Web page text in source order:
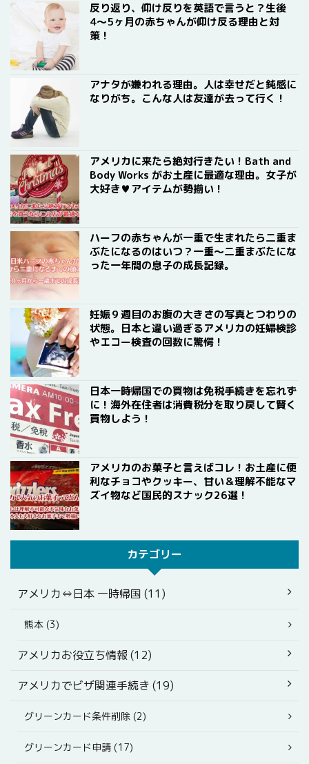
反り返り、仰け反りを英語で言うと？生後
4〜5ヶ月の赤ちゃんが仰け反る理由と対
策！
アナタが嫌われる理由。人は幸せだと鈍感に
なりがち。こんな人は友達が去って行く！
アメリカに来たら絶対行きたい！Bath and
Body Works がお土産に最適な理由。女子が
大好き♥アイテムが勢揃い！
ハーフの赤ちゃんが一重で生まれたら二重ま
ぶたになるのはいつ？一重〜二重まぶたにな
った一年間の息子の成長記録。
妊娠９週目のお腹の大きさの写真とつわりの
状態。日本と違い過ぎるアメリカの妊婦検診
やエコー検査の回数に驚愕！
日本一時帰国での買物は免税手続きを忘れず
に！海外在住者は消費税分を取り戻して賢く
買物しよう！
アメリカのお菓子と言えばコレ！お土産に便
利なチョコやクッキー、甘い＆理解不能なマ
ズイ物など国民的スナック26選！
カテゴリー
アメリカ⇔日本 一時帰国 (11)
熊本 (3)
アメリカお役立ち情報 (12)
アメリカでビザ関連手続き (19)
グリーンカード条件削除 (2)
グリーンカード申請 (17)